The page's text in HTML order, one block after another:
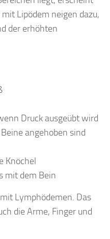
Lipödem neigen dazu,
der erhöhten
Druck ausgeübt wird
angehoben sind
Knöchel
mit dem Bein
Lymphödemen. Das
die Arme, Finger und